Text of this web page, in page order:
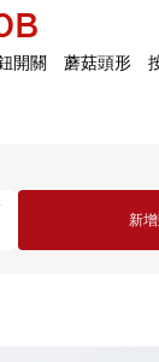
開關 蘑菇頭形
新